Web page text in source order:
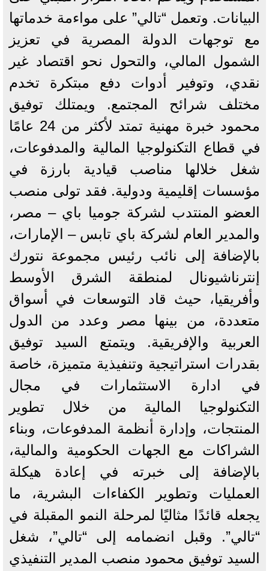
البيانات. وتعمل “تالي” على مواءمة خدماتها
مع توجهات الدولة المصرية في تعزيز
الشمول المالي، والتحول نحو اقتصاد غير
نقدي، وتوفير أدوات دفع مبتكرة تخدم
مختلف شرائح المجتمع. ويمتلك توفيق
محمود خبرة مهنية تمتد لأكثر من 24 عامًا
في قطاع التكنولوجيا المالية والمدفوعات،
شغل خلالها مناصب قيادية بارزة في
مؤسسات إقليمية ودولية. فقد تولى منصب
العضو المنتدب لشركة جوميا باي – مصر،
والمدير العام لشركة باي تابس – الإمارات،
بالإضافة إلى نائب رئيس مجموعة نتورك
إنترناشيونال لمنطقة الشرق الأوسط
وأفريقيا، حيث قاد التوسعات في أسواق
متعددة، من بينها مصر وعدد من الدول
العربية والإفريقية. ويتمتع السيد توفيق
بقدرات استراتيجية وتنفيذية متميزة، خاصة
في ادارة الاستثمارات في مجال
التكنولوجيا المالية من خلال تطوير
المنتجات، وإدارة أنظمة المدفوعات، وبناء
الشراكات مع الجهات الحكومية والمالية،
بالإضافة إلى خبرته في إعادة هيكلة
العمليات وتطوير الكفاءات البشرية، ما
يجعله قائدًا مثاليًا لمرحلة النمو المقبلة في
“تالي”. وقبل انضمامه إلى “تالي”، شغل
السيد توفيق محمود منصب المدير التنفيذي